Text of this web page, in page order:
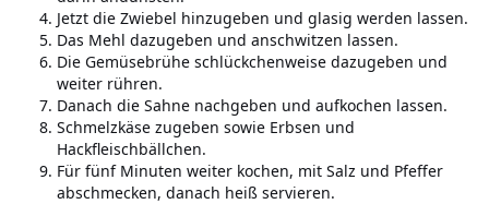
Jetzt die Zwiebel hinzugeben und glasig werden lassen.
Das Mehl dazugeben und anschwitzen lassen.
Die Gemüsebrühe schlückchenweise dazugeben und
weiter rühren.
Danach die Sahne nachgeben und aufkochen lassen.
Schmelzkäse zugeben sowie Erbsen und
Hackfleischbällchen.
Für fünf Minuten weiter kochen, mit Salz und Pfeffer
abschmecken, danach heiß servieren.